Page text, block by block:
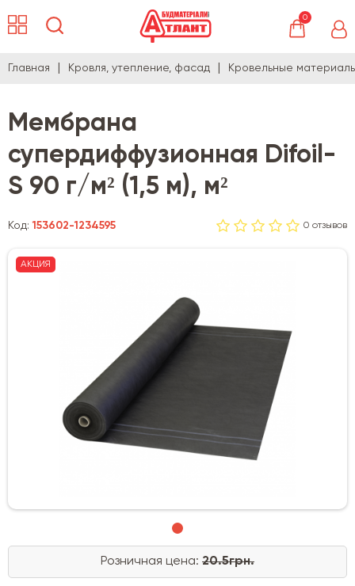
0
Главная Кровля, утепление, фасад Кровельные
Мембрана
супердиффузионная Difoil-
S 90 г/м² (1,5 м), м²
Код:153602-1234595 0 отзывов
АКЦИЯ
Розничная цена: 20.5грн.